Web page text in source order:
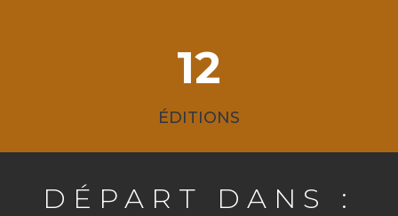
12
ÉDITIONS
DÉPART DANS :